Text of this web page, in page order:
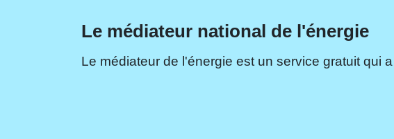
Le médiateur national de l'énergie
Le médiateur de l'énergie est un service gratuit qui